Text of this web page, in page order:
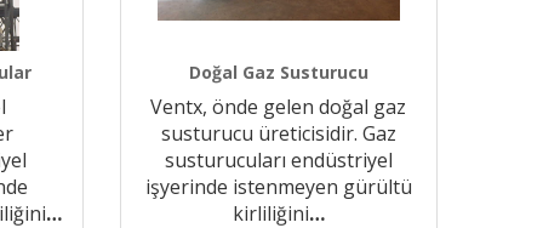
…
Doğal Gaz Susturucu
Ventx, önde gelen doğal gaz
susturucu üreticisidir. Gaz
susturucuları endüstriyel
işyerinde istenmeyen gürültü
kirliliğini…